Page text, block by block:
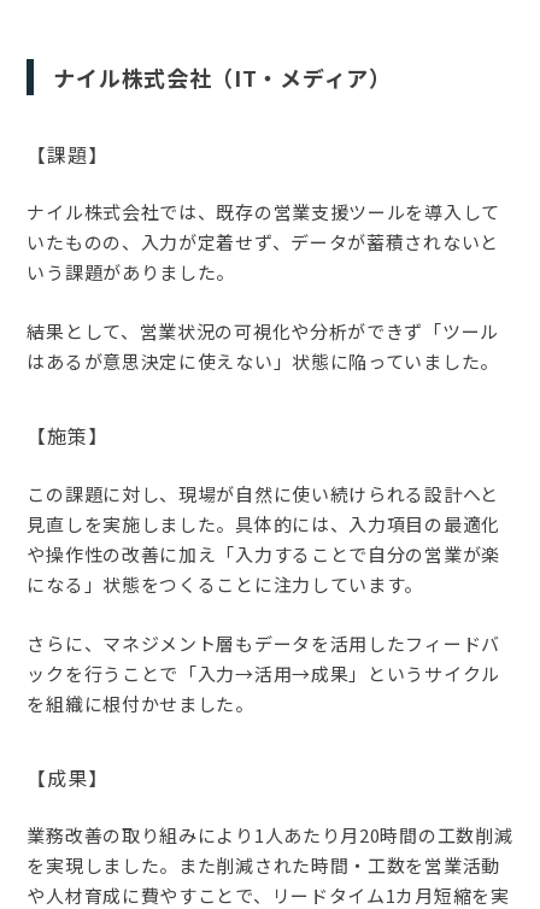
ナイル株式会社（IT・メディア）
【課題】
ナイル株式会社では、既存の営業支援ツールを導入して
いたものの、入力が定着せず、データが蓄積されないと
いう課題がありました。
結果として、営業状況の可視化や分析ができず「ツール
はあるが意思決定に使えない」状態に陥っていました。
【施策】
この課題に対し、現場が自然に使い続けられる設計へと
見直しを実施しました。具体的には、入力項目の最適化
や操作性の改善に加え「入力することで自分の営業が楽
になる」状態をつくることに注力しています。
さらに、マネジメント層もデータを活用したフィードバ
ックを行うことで「入力→活用→成果」というサイクル
を組織に根付かせました。
【成果】
業務改善の取り組みにより1人あたり月20時間の工数削減
を実現しました。また削減された時間・工数を営業活動
や人材育成に費やすことで、リードタイム1カ月短縮を実